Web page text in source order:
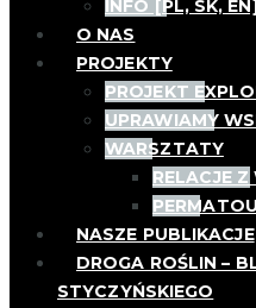
INFO [PL, SK,
O NAS
PROJEKTY
PROJEKT
UPRAWIAMY
WARSZTATY
RELACJE
NASZE PUBLIKACJE
DROGA ROŚLIN –
STYCZYŃSKIEGO